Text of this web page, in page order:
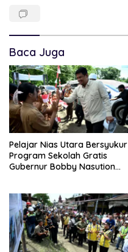
Baca Juga
Pelajar Nias Utara Bersyukur
Program Sekolah Gratis
Gubernur Bobby Nasution